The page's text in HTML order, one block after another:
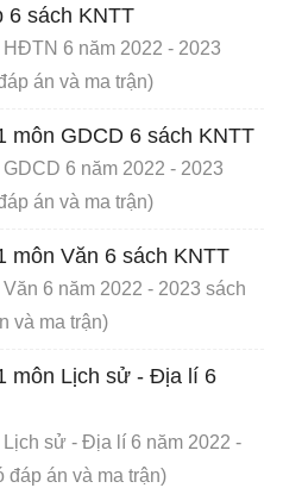
6 sách KNTT
6 năm 2022 - 2023
án và ma trận)
môn GDCD 6 sách KNTT
6 năm 2022 - 2023
án và ma trận)
môn Văn 6 sách KNTT
6 năm 2022 - 2023 sách
và ma trận)
môn Lịch sử - Địa lí 6
sử - Địa lí 6 năm 2022 -
đáp án và ma trận)